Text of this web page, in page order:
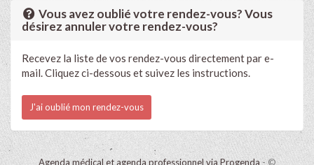
Vous avez oublié votre rendez-vous? Vous
désirez annuler votre rendez-vous?
Recevez la liste de vos rendez-vous directement par e-
mail. Cliquez ci-dessous et suivez les instructions.
J'ai oublié mon rendez-vous
Agenda médical et agenda professionnel via Progenda- ©